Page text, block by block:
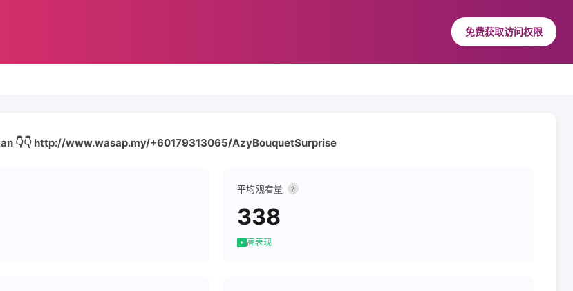
免费获取访问权限
👇👇 http://www.wasap.my/+60179313065/AzyBouquetSurprise
平均观看量 ?
338
高表现